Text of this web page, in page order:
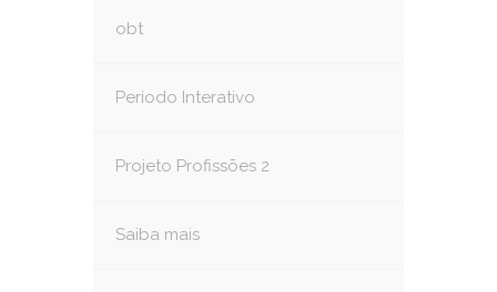
obt
Período Interativo
Projeto Profissões 2
Saiba mais